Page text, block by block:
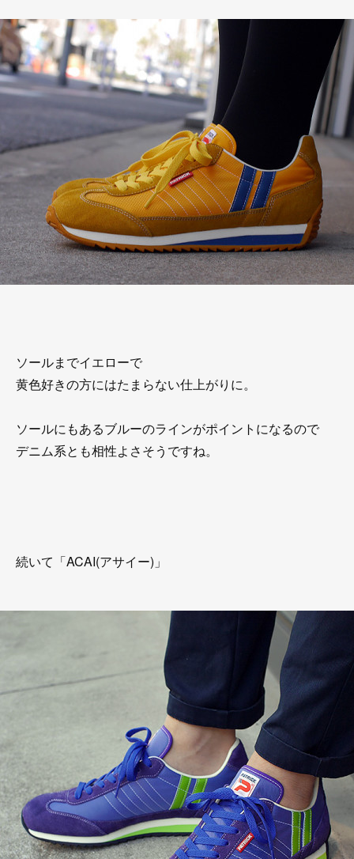
ソールまでイエローで
黄色好きの方にはたまらない仕上がりに。
ソールにもあるブルーのラインがポイントになるので
デニム系とも相性よさそうですね。
続いて「ACAI(アサイー)」